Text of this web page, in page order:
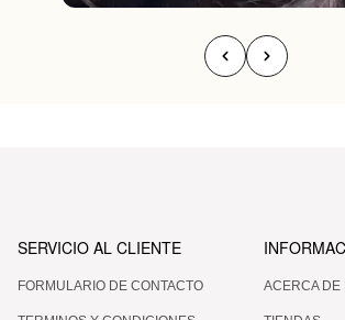
SERVICIO AL CLIENTE
FORMULARIO DE CONTACTO ACERCA DE